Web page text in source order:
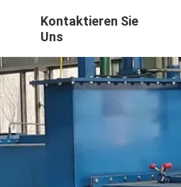
Kontaktieren Sie
Uns